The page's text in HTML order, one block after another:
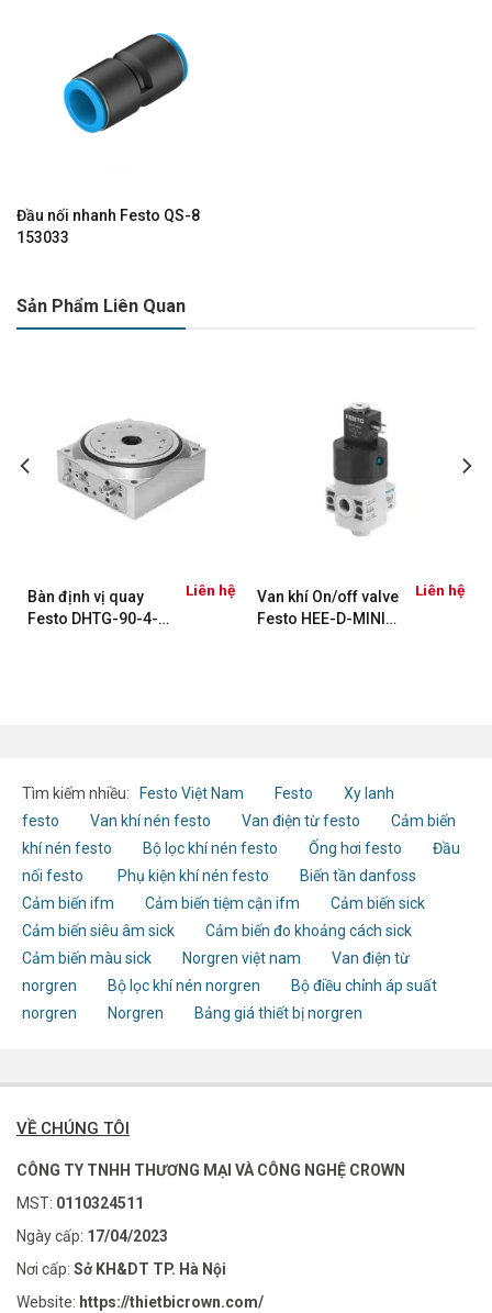
Đầu nối nhanh Festo QS-8
153033
Sản Phẩm Liên Quan
Bàn định vị quay
Festo DHTG-90-4-A
Liên hệ
Van khí On/off valve
Festo HEE-D-MINI-
Liên hệ
Tìm kiếm nhiều: Festo Việt Nam Festo
Xy lanh
festo
Van khí nén festo Van điện từ festo
Cảm biến
khí nén festo
Bộ lọc khí nén festo Ống hơi festo
Đầu
nối festo
Phụ kiện khí nén festo
Biến tần danfoss
Cảm biến ifm
Cảm biến tiệm cận ifm
Cảm biến sick
Cảm biến siêu âm sick
Cảm biến đo khoảng cách sick
Cảm biến màu sick
Norgren việt nam
Van điện từ
norgren
Bộ lọc khí nén norgren
Bộ điều chỉnh áp suất
norgren
Norgren Bảng giá thiết bị norgren
VỀ CHÚNG TÔI
CÔNG TY TNHH THƯƠNG MẠI VÀ CÔNG NGHỆ CROWN
MST: 0110324511
Ngày cấp: 17/04/2023
Nơi cấp: Sở KH&DT TP. Hà Nội
Website: https://thietbicrown.com/